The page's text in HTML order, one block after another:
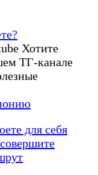
Хотите
ТГ-канале
для себя